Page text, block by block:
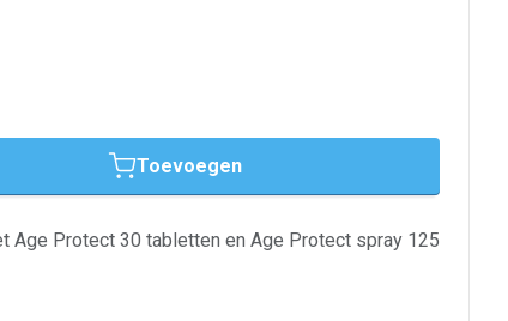
Toevoegen
Age Protect 30 tabletten en Age Protect spray 125